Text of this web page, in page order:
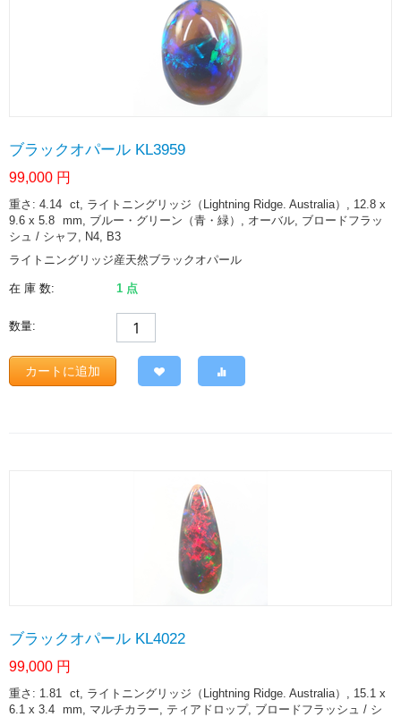
ブラックオパール KL3959
99,000 円
重さ: 4.14 ct, ライトニングリッジ（Lightning Ridge. Australia）, 12.8 x
9.6 x 5.8 mm, ブルー・グリーン（青・緑）, オーバル, ブロードフラッ
シュ / シャフ, N4, B3
ライトニングリッジ産天然ブラックオパール
在 庫 数: 1 点
数量:
カートに追加
ブラックオパール KL4022
99,000 円
重さ: 1.81 ct, ライトニングリッジ（Lightning Ridge. Australia）, 15.1 x
6.1 x 3.4 mm, マルチカラー, ティアドロップ, ブロードフラッシュ / シ